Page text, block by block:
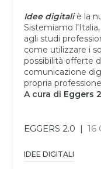
Idee digitaliè la
Sistemiamo
agli studi
come utilizzare i
possibilità offerte
comunicazione
propria
A cura di Eggers
EGGERS 2.0 | 16
IDEE DIGITALI